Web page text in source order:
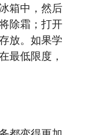
箱中，然后
除霜；打开
放。如果学
最低限度，